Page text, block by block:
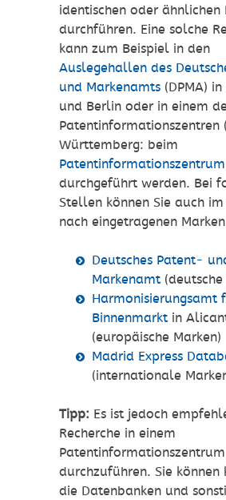
identischen oder ähnlichen
durchführen. Eine solche
kann zum Beispiel in den
Auslegehallen des
und Markenamts (DPMA)
und Berlin oder in einem
Patentinformationszentren
Württemberg: beim
durchgeführt werden. Bei
Stellen können Sie auch
nach eingetragenen
Deutsches Patent-
Markenamt(deutsche
Harmonisierungsamt
Binnenmarktin
(europäische Marken)
Madrid Express
(internationale
Tipp: Es ist jedoch
Recherche in einem
Patentinformationszentrum
durchzuführen. Sie können
die Datenbanken und